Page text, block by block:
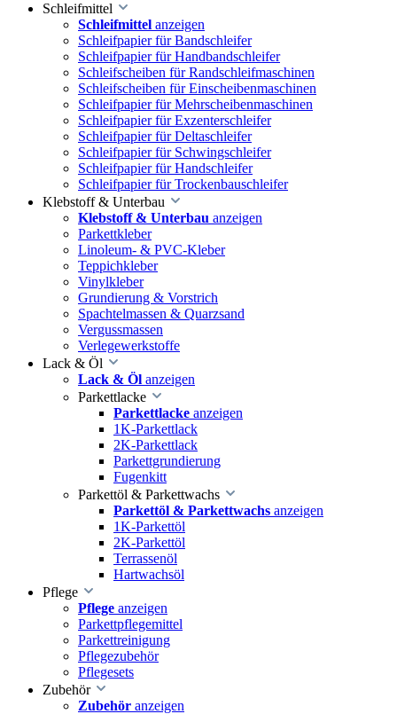
Schleifmittel
Schleifmittel anzeigen
Schleifpapier für Bandschleifer
Schleifpapier für Handbandschleifer
Schleifscheiben für Randschleifmaschinen
Schleifscheiben für Einscheibenmaschinen
Schleifpapier für Mehrscheibenmaschinen
Schleifpapier für Exzenterschleifer
Schleifpapier für Deltaschleifer
Schleifpapier für Schwingschleifer
Schleifpapier für Handschleifer
Schleifpapier für Trockenbauschleifer
Klebstoff & Unterbau
Klebstoff & Unterbau anzeigen
Parkettkleber
Linoleum- & PVC-Kleber
Teppichkleber
Vinylkleber
Grundierung & Vorstrich
Spachtelmassen & Quarzsand
Vergussmassen
Verlegewerkstoffe
Lack & Öl
Lack & Öl anzeigen
Parkettlacke
Parkettlacke anzeigen
1K-Parkettlack
2K-Parkettlack
Parkettgrundierung
Fugenkitt
Parkettöl & Parkettwachs
Parkettöl & Parkettwachs anzeigen
1K-Parkettöl
2K-Parkettöl
Terrassenöl
Hartwachsöl
Pflege
Pflege anzeigen
Parkettpflegemittel
Parkettreinigung
Pflegezubehör
Pflegesets
Zubehör
Zubehör anzeigen